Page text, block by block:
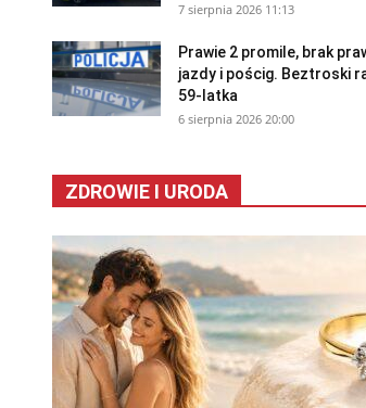
7 sierpnia 2026 11:13
Prawie 2 promile, brak
jazdy i pościg. Beztroski
59-latka
6 sierpnia 2026 20:00
ZDROWIE I URODA